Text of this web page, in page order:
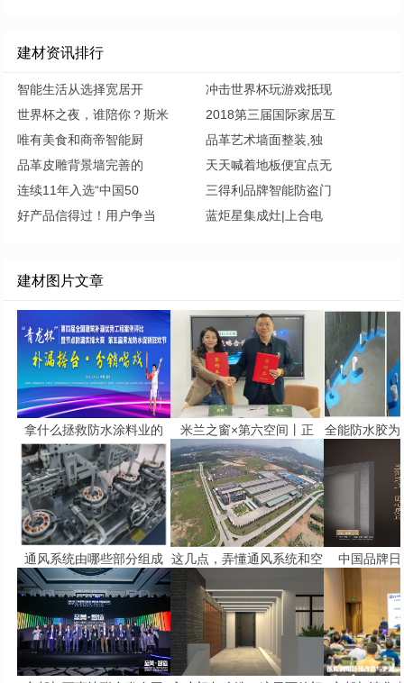
建材资讯排行
智能生活从选择宽居开
冲击世界杯玩游戏抵现
世界杯之夜，谁陪你？斯米
2018第三届国际家居互
唯有美食和商帝智能厨
品革艺术墙面整装,独
品革皮雕背景墙完善的
天天喊着地板便宜点无
连续11年入选“中国50
三得利品牌智能防盗门
好产品信得过！用户争当
蓝炬星集成灶|上合电
建材图片文章
拿什么拯救防水涂料业的 米兰之窗×第六空间丨正 全能防水胶
通风系统由哪些部分组成 这几点，弄懂通风系统和空 中国品牌